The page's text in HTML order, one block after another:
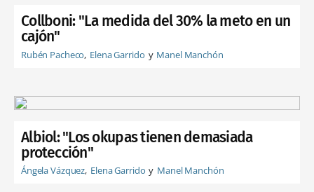
Collboni: "La medida del 30% la meto en un
cajón"
Rubén Pacheco Elena Garrido Manel Manchón
Albiol: "Los okupas tienen demasiada
protección"
Ángela Vázquez Elena Garrido Manel Manchón